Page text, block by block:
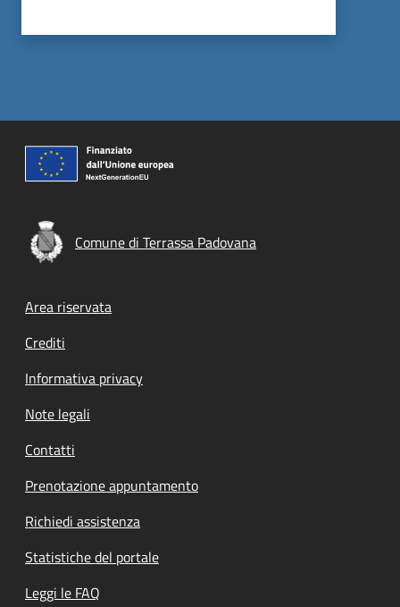
Comune di Terrassa Padovana
Footer menu
Area riservata
Crediti
Informativa privacy
Note legali
Contatti
Prenotazione appuntamento
Richiedi assistenza
Statistiche del portale
Leggi le FAQ